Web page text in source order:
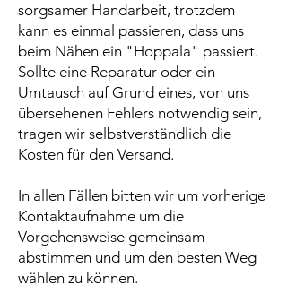
sorgsamer Handarbeit, trotzdem
kann es einmal passieren, dass uns
beim Nähen ein "Hoppala" passiert.
Sollte eine Reparatur oder ein
Umtausch auf Grund eines, von uns
übersehenen Fehlers notwendig sein,
tragen wir selbstverständlich die
Kosten für den Versand.
In allen Fällen bitten wir um vorherige
Kontaktaufnahme um die
Vorgehensweise gemeinsam
abstimmen und um den besten Weg
wählen zu können.